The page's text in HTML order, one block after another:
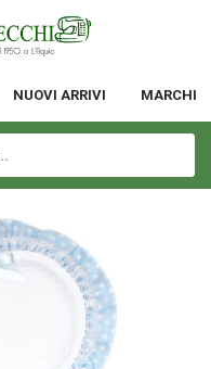
NUOVI ARRIVI MARCHI